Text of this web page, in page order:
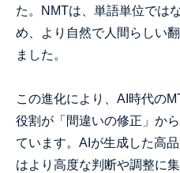
た。NMTは、単語単位では
め、より自然で人間らしい
ました。
この進化により、AI時代の
役割が「間違いの修正」から
ています。AIが生成した高
はより高度な判断や調整に